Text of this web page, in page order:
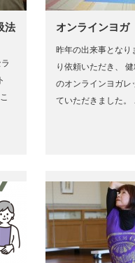
法
オンラインヨガ
昨年の出来事となり
り依頼いただき、
のオンラインヨガレ
ていただきました